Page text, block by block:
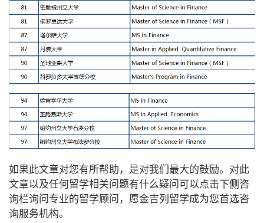
如果此文章对您有所帮助，是对我们最大的鼓励。对此
文章以及任何留学相关问题有什么疑问可以点击下侧咨
询栏询问专业的留学顾问，愿金吉列留学成为您首选咨
询服务机构。